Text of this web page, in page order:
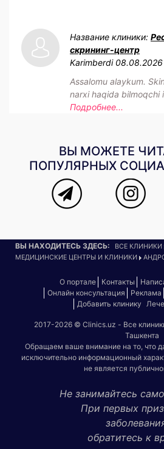
Название клиники:
скрининг-центр
Karimberdi
Assalomu alaykum.
narxi haqida bilmoqchi
Подробнее...
ВЫ МОЖЕТЕ
ПОПУЛЯРНЫХ
ВЫ НАХОДИТЕСЬ ЗДЕСЬ:
ВСЕ КЛИНИКИ
МЕДИЦИНСКИЕ ЦЕНТРЫ И КЛИНИКИ
О портале Контакты
Онлайн консультация
Реклама
Добавить клинику
2017-2026 © Clinics.uz - Все
Ташкента
Обращаем ваше внимание на то, что
исключительно информационный
не является
Не занимайтесь
При первых
обратитесь к